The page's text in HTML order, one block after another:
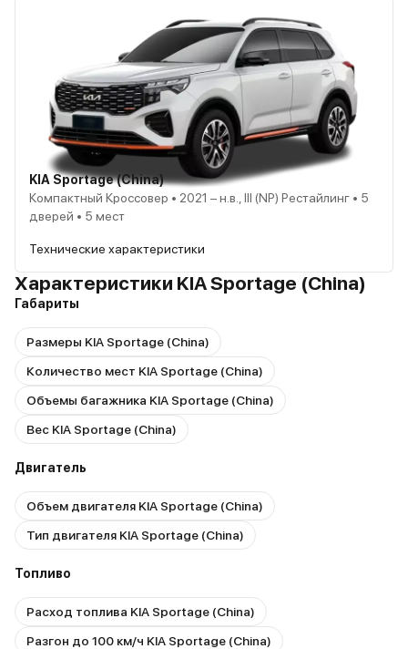
KIA Sportage (China)
Компактный Кроссовер • 2021 – н.в., III (NP) Рестайлинг • 5
дверей • 5 мест
Технические характеристики
Характеристики KIA Sportage (China)
Габариты
Размеры KIA Sportage (China)
Количество мест KIA Sportage (China)
Объемы багажника KIA Sportage (China)
Вес KIA Sportage (China)
Двигатель
Объем двигателя KIA Sportage (China)
Тип двигателя KIA Sportage (China)
Топливо
Расход топлива KIA Sportage (China)
Разгон до 100 км/ч KIA Sportage (China)